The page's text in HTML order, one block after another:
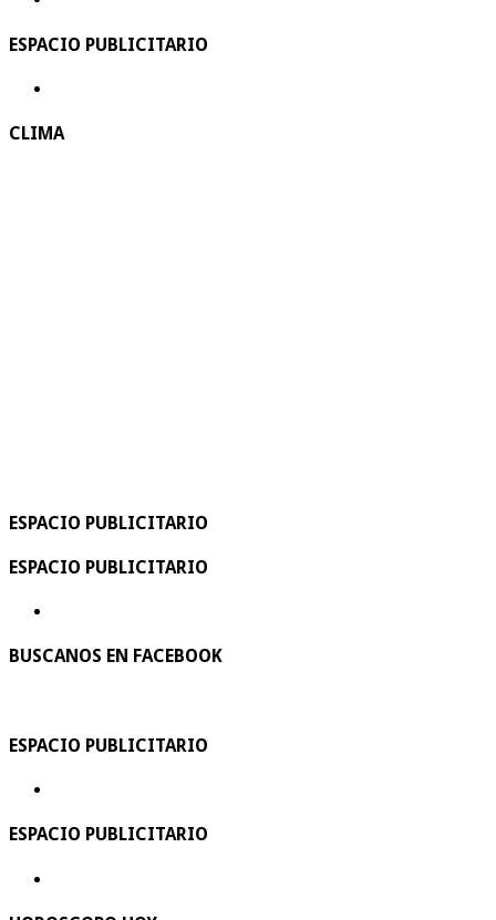
ESPACIO PUBLICITARIO
CLIMA
ESPACIO PUBLICITARIO
ESPACIO PUBLICITARIO
BUSCANOS EN FACEBOOK
ESPACIO PUBLICITARIO
ESPACIO PUBLICITARIO